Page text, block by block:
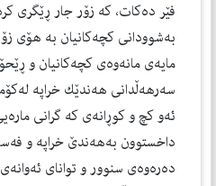
فێر دەكات، كە زۆر جار ڕێگری
بەشوودانی كچەكانیان بە هۆی
مایەی مانەوەی كچەكانیان و
سەرهەڵدانی هەندێك خراپە
ئەو كچ و كوڕانەی كە گرانی
دەرەوەی سنوور و توانای